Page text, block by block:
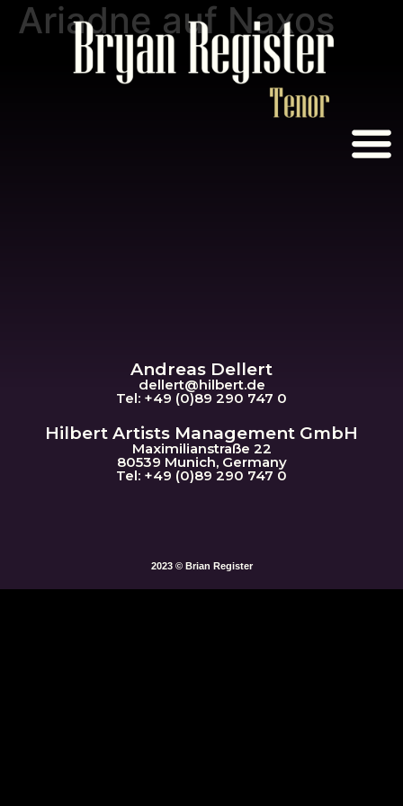
Ariadne auf Naxos
Andreas Dellert
dellert@hilbert.de
Tel: +49 (0)89 290 747 0
Hilbert Artists Management GmbH
Maximilianstraße 22
80539 Munich, Germany
Tel: +49 (0)89 290 747 0
2023 © Brian Register